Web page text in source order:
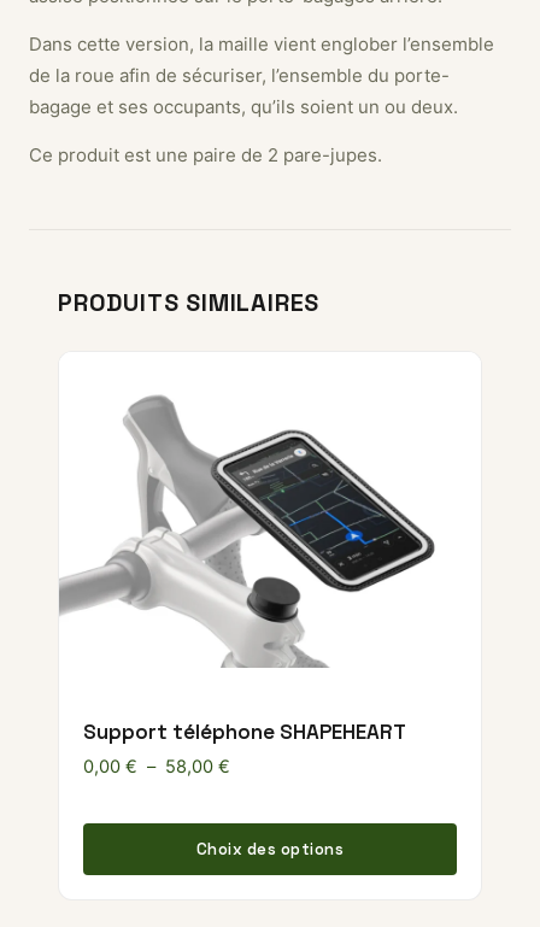
Dans cette version, la maille vient englober l’ensemble
de la roue afin de sécuriser, l’ensemble du porte-
bagage et ses occupants, qu’ils soient un ou deux.
Ce produit est une paire de 2 pare-jupes.
PRODUITS SIMILAIRES
Support téléphone SHAPEHEART
0,00 € – 58,00 €
Choix des options
Ce